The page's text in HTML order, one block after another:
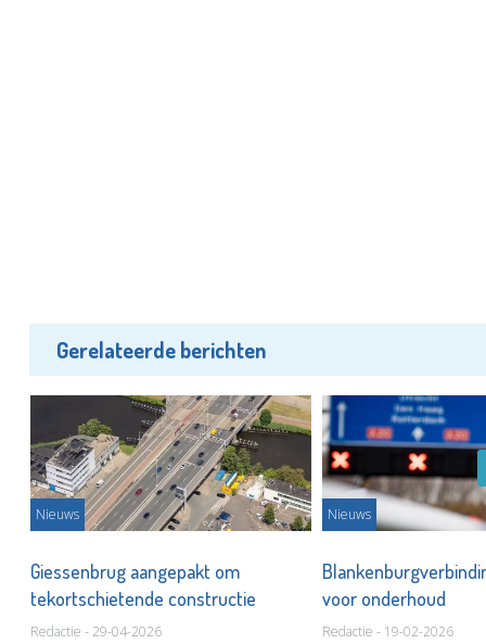
Gerelateerde berichten
Nieuws
Giessenbrug aangepakt om
tekortschietende constructie
Redactie - 29-04-2026
Nieuws
voor onderhoud
Redactie - 19-02-2026